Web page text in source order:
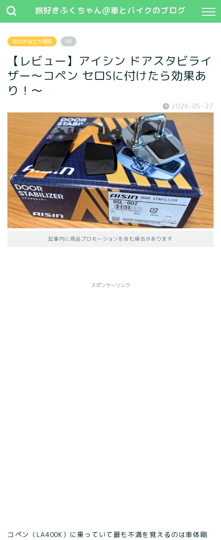
旅好きふくちゃん@車とバイクのブログ
車のお役立ち情報 PR
【レビュー】アイシン ドアスタビライ
ザー〜コペン セロSに付けたら効果あ
り！〜
2026-05-27
記事内に商品プロモーションを含む場合があります
スポンサーリンク
コペン（LA400K）に乗っていて最も不満を覚えるのは車体剛